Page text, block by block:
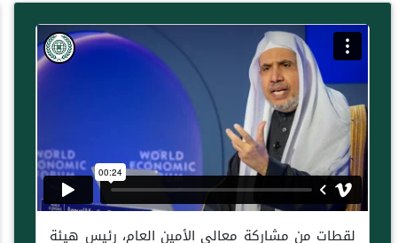
لقطات من مشاركة معالي الأمين العام، رئيس هيئة